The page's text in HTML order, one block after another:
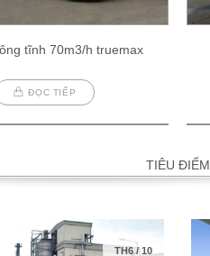
tĩnh 70m3/h truemax
ĐỌC TIẾP
TIÊU ĐIỂM
TH6/10